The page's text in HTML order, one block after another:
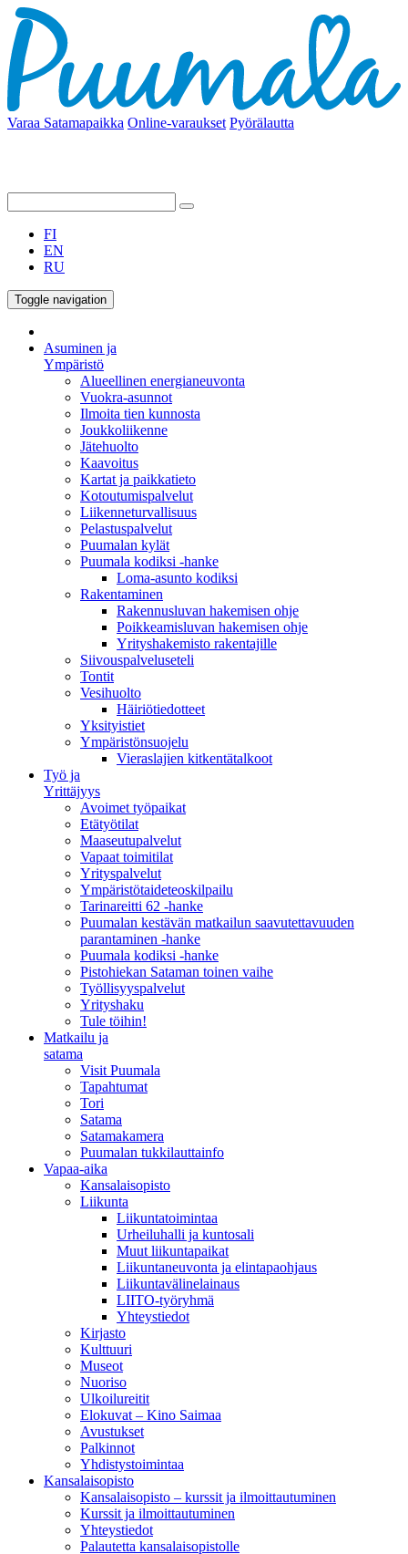
Varaa Satamapaikka Online-varaukset Pyörälautta
FI
EN
RU
Toggle navigation
Asuminen ja
Ympäristö
Alueellinen energianeuvonta
Vuokra-asunnot
Ilmoita tien kunnosta
Joukkoliikenne
Jätehuolto
Kaavoitus
Kartat ja paikkatieto
Kotoutumispalvelut
Liikenneturvallisuus
Pelastuspalvelut
Puumalan kylät
Puumala kodiksi -hanke
Loma-asunto kodiksi
Rakentaminen
Rakennusluvan hakemisen ohje
Poikkeamisluvan hakemisen ohje
Yrityshakemisto rakentajille
Siivouspalveluseteli
Tontit
Vesihuolto
Häiriötiedotteet
Yksityistiet
Ympäristönsuojelu
Vieraslajien kitkentätalkoot
Työ ja
Yrittäjyys
Avoimet työpaikat
Etätyötilat
Maaseutupalvelut
Vapaat toimitilat
Yrityspalvelut
Ympäristötaideteoskilpailu
Tarinareitti 62 -hanke
Puumalan kestävän matkailun saavutettavuuden
parantaminen -hanke
Puumala kodiksi -hanke
Pistohiekan Sataman toinen vaihe
Työllisyyspalvelut
Yrityshaku
Tule töihin!
Matkailu ja
satama
Visit Puumala
Tapahtumat
Tori
Satama
Satamakamera
Puumalan tukkilauttainfo
Vapaa-aika
Kansalaisopisto
Liikunta
Liikuntatoimintaa
Urheiluhalli ja kuntosali
Muut liikuntapaikat
Liikuntaneuvonta ja elintapaohjaus
Liikuntavälinelainaus
LIITO-työryhmä
Yhteystiedot
Kirjasto
Kulttuuri
Museot
Nuoriso
Ulkoilureitit
Elokuvat – Kino Saimaa
Avustukset
Palkinnot
Yhdistystoimintaa
Kansalaisopisto
Kansalaisopisto – kurssit ja ilmoittautuminen
Kurssit ja ilmoittautuminen
Yhteystiedot
Palautetta kansalaisopistolle